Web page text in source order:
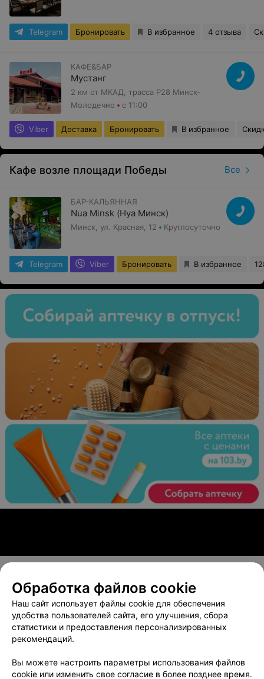
Telegram Бронировать В избранное 4 отзыва
КАФЕ&БАР
Мустанг
2 км от МКАД, трасса Р28 Минск-
Молодечно
с 11:00
Viber Доставка Бронировать В избранное
Кафе возле площади Победы Все
БАР-КАЛЬЯННАЯ
Nua Minsk (Нуа Минск)
Минск, ул. Красная, 12 Круглосуточно
Telegram Viber Бронировать В избранное
О проекте Новости проекта
Вакансии
Публичный договор
Способы оплаты
Публичный договор по использованию сервиса
Написать в поддержку
Обработка файлов cookie
Наш сайт использует файлы cookie для обеспечения
удобства пользователей сайта, его улучшения, сбора
статистики и предоставления персонализированных
рекомендаций.
Вы можете настроить параметры использования файлов
cookie или изменить свое согласие в более позднее время.